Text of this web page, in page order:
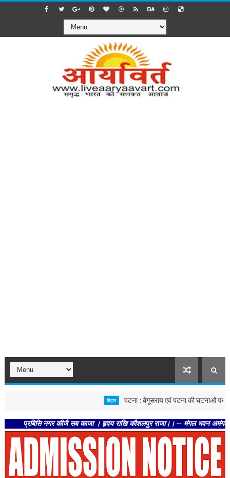
पटना : बेगूसराय एवं पटना की घटनाओं पर स्वास्थ्य
नगर कीजै सब काजा । हृदय राखि कौशलपुर राजा।। -- मंगल भवन अमंगल हारी।